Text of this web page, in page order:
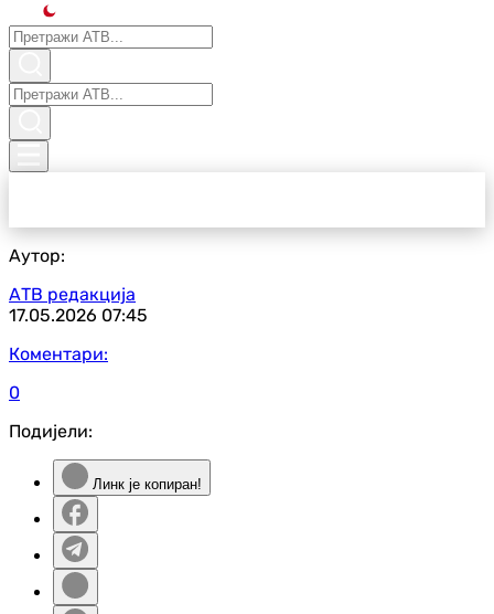
Аутор:
АТВ редакција
17.05.2026 07:45
Коментари:
0
Подијели:
Линк је копиран!